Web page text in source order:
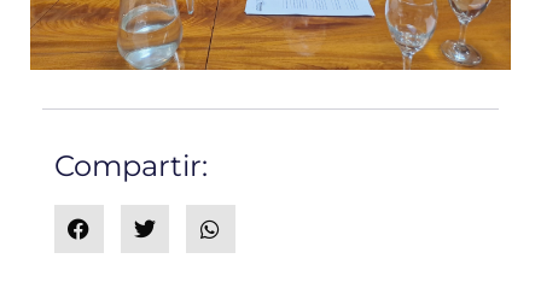
Compartir: